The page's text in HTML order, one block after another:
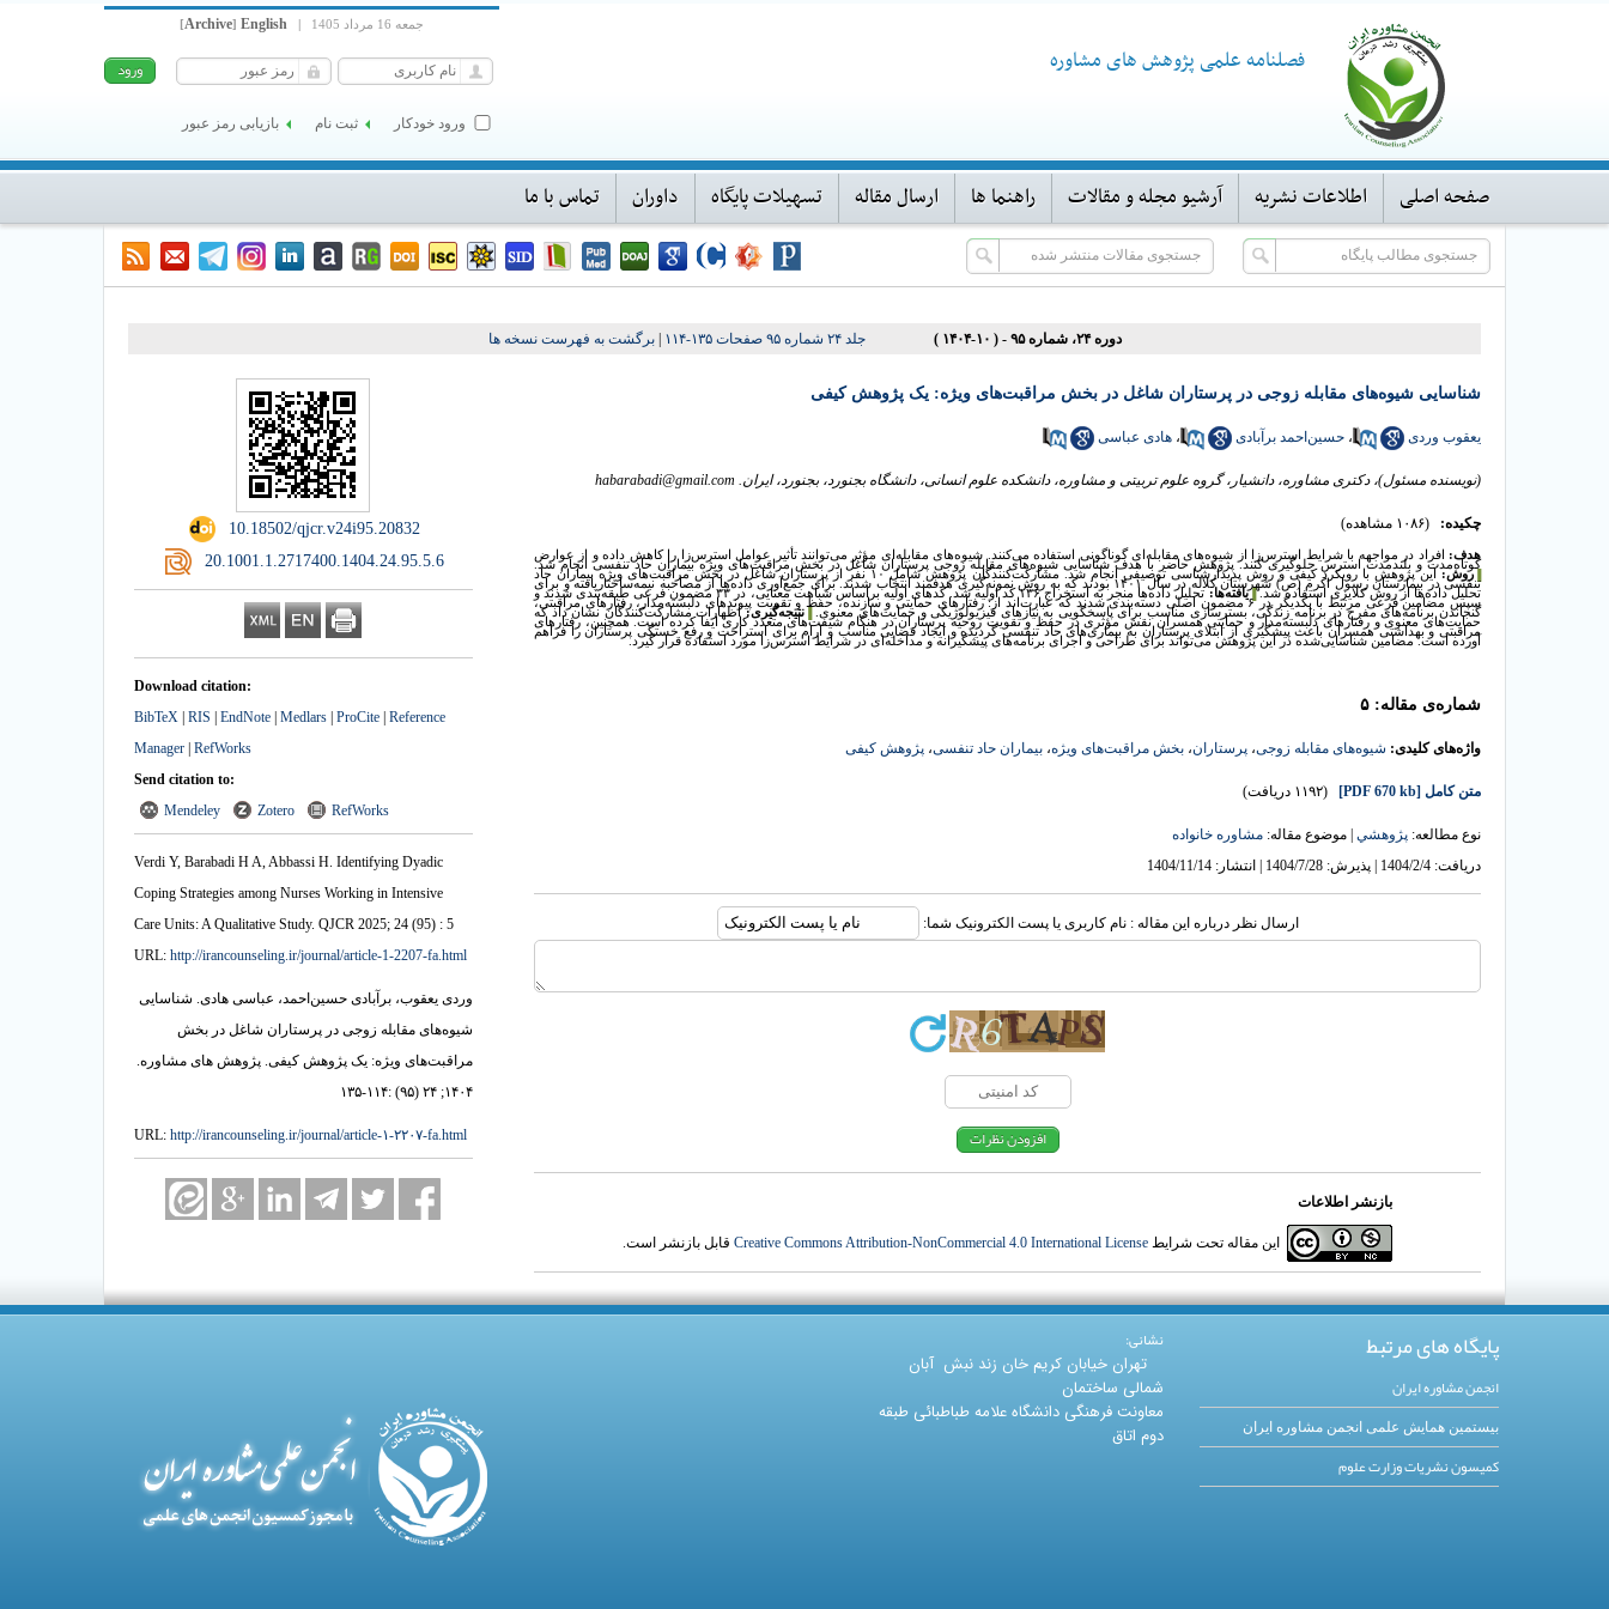
فصلنامه علمی پژوهش های مشاوره
جمعه 16 مرداد 1405 |
English
[Archive]
ورود خودکار ثبت نام بازیابی رمز عبور
صفحه اصلی اطلاعات نشریه آرشیو مجله و مقالات راهنما ها ارسال مقاله تسهیلات پایگاه داوران تماس با ما
دوره ۲۴، شماره ۹۵ - ( ۱۰-۱۴۰۴ ) جلد ۲۴ شماره ۹۵ صفحات ۱۳۵-۱۱۴ |برگشت به فهرست نسخه ها
‎ 10.18502/qjcr.v24i95.20832
‎ 20.1001.1.2717400.1404.24.95.5.6
Download citation:
BibTeX | RIS | EndNote | Medlars | ProCite | Reference
Manager | RefWorks
Send citation to:
Mendeley
Zotero RefWorks
Verdi Y, Barabadi H A, Abbassi H. Identifying Dyadic
Coping Strategies among Nurses Working in Intensive
Care Units: A Qualitative Study. QJCR 2025; 24 (95) : 5
URL: http://irancounseling.ir/journal/article-1-2207-fa.html
وردی یعقوب، برآبادی حسین‌احمد، عباسی هادی. شناسایی
شیوه‌های مقابله زوجی در پرستاران شاغل در بخش
مراقبت‌های ویژه: یک پژوهش کیفی. پژوهش های مشاوره.
۱۴۰۴; ۲۴ (۹۵) :۱۱۴-۱۳۵
URL: http://irancounseling.ir/journal/article-۱-۲۲۰۷-fa.html
شناسایی شیوه‌های مقابله زوجی در پرستاران شاغل در بخش مراقبت‌های ویژه: یک پژوهش کیفی
یعقوب وردی ، حسین‌احمد برآبادی ، هادی عباسی
(نویسنده مسئول)، دکتری مشاوره، دانشیار، گروه علوم تربیتی و مشاوره، دانشکده علوم انسانی، دانشگاه بجنورد، بجنورد، ایران. habarabadi@gmail.com
چکیده: (۱۰۸۶ مشاهده)
هدف: افراد در مواجهه با شرایط استرس‌زا از شیوه‌های مقابله‌ای گوناگونی استفاده می‌کنند. شیوه‌های مقابله‌ای مؤثر می‌توانند تأثیر عوامل استرس‌زا را کاهش داده و از عوارض
کوتاه‌مدت و بلندمدت استرس جلوگیری کنند. پژوهش حاضر با هدف شناسایی شیوه‌های مقابله زوجی پرستاران شاغل در بخش مراقبت‌های ویژه بیماران حاد تنفسی انجام شد.
روش: این پژوهش با رویکرد کیفی و روش پدیدارشناسی توصیفی انجام شد. مشارکت‌کنندگان پژوهش شامل ۱۰ نفر از پرستاران شاغل در بخش مراقبت‌های ویژه بیماران حاد
تنفسی در بیمارستان رسول اکرم (ص) شهرستان کلاله در سال ۱۴۰۱ بودند که به روش نمونه‌گیری هدفمند انتخاب شدند. برای جمع‌آوری داده‌ها از مصاحبه نیمه‌ساختاریافته و برای
تحلیل داده‌ها از روش کلایزی استفاده شد. ▐یافته‌ها: تحلیل داده‌ها منجر به استخراج ۱۳۶ کد اولیه شد. کدهای اولیه براساس شباهت معنایی، در ۳۳ مضمون فرعی طبقه‌بندی شدند و
سپس مضامین فرعی مرتبط با یکدیگر در ۶ مضمون اصلی دسته‌بندی شدند که عبارت‌اند از: رفتارهای حمایتی و سازنده، حفظ و تقویت پیوندهای دلبسته‌مدار، رفتارهای مراقبتی،
گنجاندن برنامه‌های مفرح در برنامه زندگی، بسترسازی مناسب برای پاسخگویی به نیازهای فیزیولوژیکی و حمایت‌های معنوی. ▐نتیجه‌گیری:اظهارات مشارکت‌کنندگان نشان داد که
حمایت‌های معنوی و رفتارهای دلبسته‌مدار و حمایتی همسران نقش مؤثری در حفظ و تقویت روحیه پرستاران در هنگام شیفت‌های متعدد کاری ایفا کرده است. همچنین، رفتارهای
مراقبتی و بهداشتی همسران باعث پیشگیری از ابتلای پرستاران به بیماری‌های حاد تنفسی گردیده و ایجاد فضایی مناسب و آرام برای استراحت و رفع خستگی پرستاران را فراهم
آورده است. مضامین شناسایی‌شده در این پژوهش می‌تواند برای طراحی و اجرای برنامه‌های پیشگیرانه و مداخله‌ای در شرایط استرس‌زا مورد استفاده قرار گیرد.
شماره‌ی مقاله: ۵
واژه‌های کلیدی: شیوه‌های مقابله زوجی، پرستاران، بخش مراقبت‌های ویژه، بیماران حاد تنفسی، پژوهش کیفی
متن کامل [PDF 670 kb] (۱۱۹۲ دریافت)
نوع مطالعه: پژوهشي | موضوع مقاله: مشاوره خانواده
دریافت: 1404/2/4 | پذیرش: 1404/7/28 | انتشار: 1404/11/14
ارسال نظر درباره این مقاله : نام کاربری یا پست الکترونیک شما:
بازنشر اطلاعات
این مقاله تحت شرایط Creative Commons Attribution-NonCommercial 4.0 International License قابل بازنشر است.
پایگاه های مرتبط
انجمن مشاوره ایران
بیستمین همایش علمی انجمن مشاوره ایران
کمیسون نشریات وزارت علوم
نشانی:
تهران خیابان کریم خان زند نبش آبان
شمالی ساختمان
معاونت فرهنگی دانشگاه علامه طباطبائی طبقه
دوم اتاق